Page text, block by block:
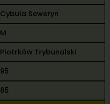
Cybula Seweryn
M
Piotrków Trybunalski
95
85